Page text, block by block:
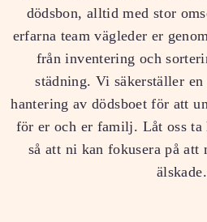
dödsbon, alltid med stor
erfarna team vägleder er
från inventering och
städning. Vi säkerställer
hantering av dödsboet för att
för er och er familj. Låt oss ta
så att ni kan fokusera på att
älskade.